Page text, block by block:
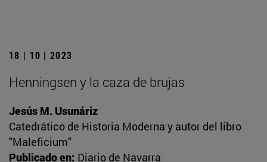
18 | 10 | 2023
Henningsen y la caza de brujas
Jesús M. Usunáriz
Catedrático de Historia Moderna y autor del libro
"Maleficium"
Publicado en: Diario de Navarra